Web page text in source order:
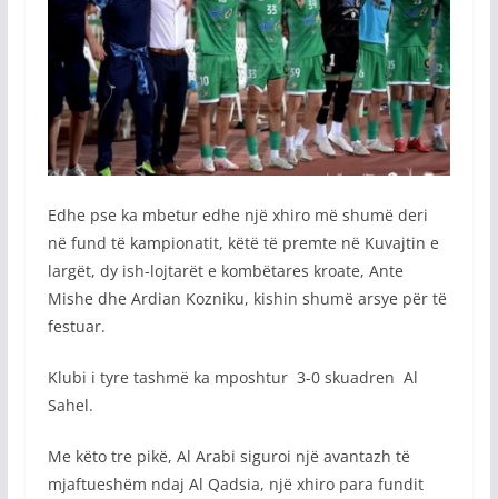
Edhe pse ka mbetur edhe një xhiro më shumë deri
në fund të kampionatit, këtë të premte në Kuvajtin e
largët, dy ish-lojtarët e kombëtares kroate, Ante
Mishe dhe Ardian Kozniku, kishin shumë arsye për të
festuar.
Klubi i tyre tashmë ka mposhtur 3-0 skuadren Al
Sahel.
Me këto tre pikë, Al Arabi siguroi një avantazh të
mjaftueshëm ndaj Al Qadsia, një xhiro para fundit